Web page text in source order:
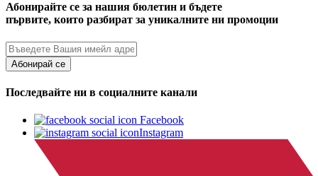
Абонирайте се за нашия бюлетин и бъдете
първите, които разбират за уникалните ни промоции
Абонирай се
Последвайте ни в социалните канали
Facebook
Instagram